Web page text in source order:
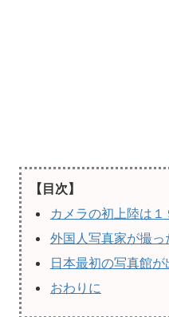
【目次】
カメラの初上陸は
外国人写真家が撮
日本最初の写真館
おわりに